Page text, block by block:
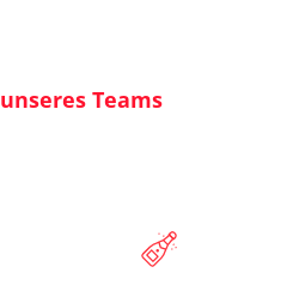
unseres Teams